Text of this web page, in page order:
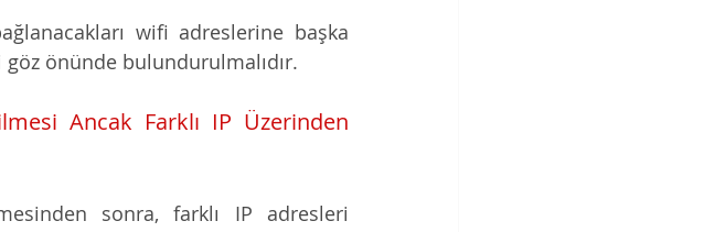
wifi adreslerine başka
önünde bulundurulmalıdır.
Ancak Farklı IP Üzerinden
sonra, farklı IP adresleri